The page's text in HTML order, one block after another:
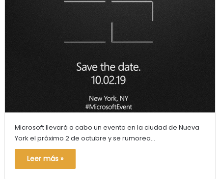
Microsoft llevará a cabo un evento en la ciudad de Nueva
York el próximo 2 de octubre y se rumorea…
Leer más »